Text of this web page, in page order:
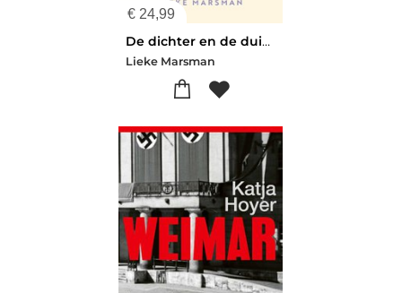
€ 24,99
De dichter en de duivel
Lieke Marsman